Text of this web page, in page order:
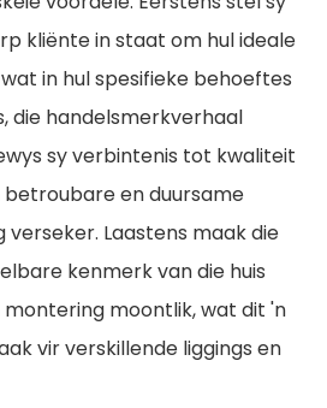
kliënte in staat om hul ideale
in hul spesifieke behoeftes
die handelsmerkverhaal
sy verbintenis tot kwaliteit
betroubare en duursame
verseker. Laastens maak die
kenmerk van die huis
moontlik, wat dit 'n
vir verskillende liggings en